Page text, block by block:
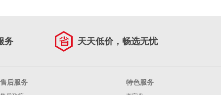
务 天天低价，畅选无忧
售后服务 特色服务